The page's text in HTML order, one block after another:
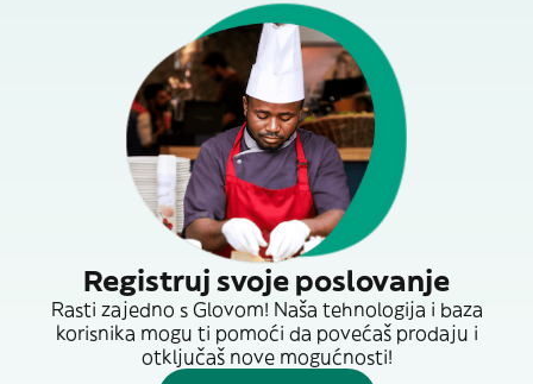
Registruj svoje poslovanje
Rasti zajedno s Glovom! Naša tehnologija i baza
korisnika mogu ti pomoći da povećaš prodaju i
otključaš nove mogućnosti!